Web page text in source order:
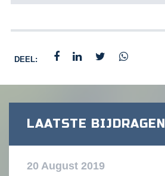
DEEL:
LAATSTE BIJDRAGEN
20 August 2019